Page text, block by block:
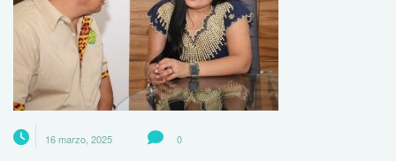
16 marzo, 2025 0